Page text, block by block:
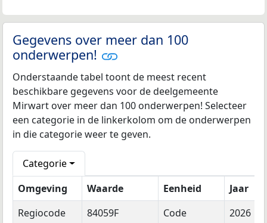
Gegevens over meer dan 100
onderwerpen!
Onderstaande tabel toont de meest recent
beschikbare gegevens voor de deelgemeente
Mirwart over meer dan 100 onderwerpen! Selecteer
een categorie in de linkerkolom om de onderwerpen
in die categorie weer te geven.
Categorie
Omgeving
Waarde Eenheid
Jaar
Regiocode
84059F Code
2026